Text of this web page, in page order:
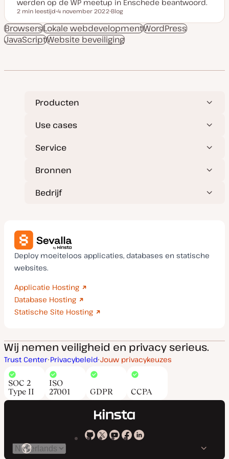
werden op de WP meetup in Enschede beantwoord.
Leestijd
2 min leestijd
a
t
u
m
u
e
4 november 2022
o
s
t
t
Blog
BrowsersLokale webdevelopmentWordPress
JavaScriptWebsite beveiliging
Producten
Use cases
Service
Bronnen
Bedrijf
Deploy moeiteloos applicaties, databases en statische
websites.
Applicatie Hosting
Database Hosting
Statische Site Hosting
Wij nemen veiligheid en privacy serieus.
Trust Center Privacybeleid Jouw privacykeuzes
SOC 2
Type II
ISO
27001
GDPR CCPA
KinstaKinstaKinsta
KinstaKinsta
Selecteer